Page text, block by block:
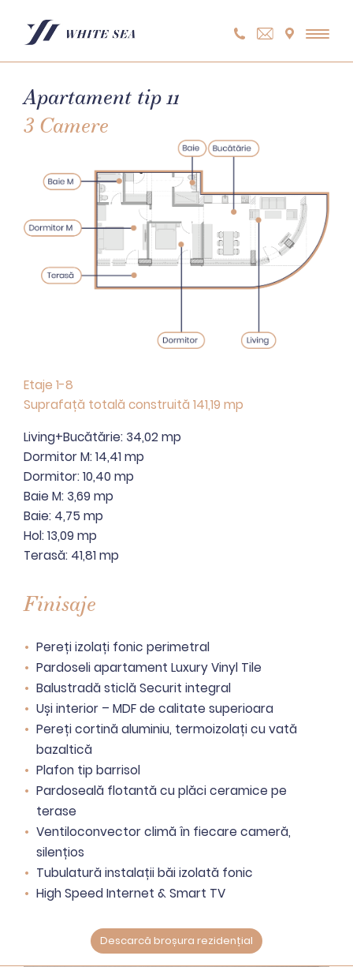
content
Apartament tip 11
3 Camere
Etaje 1-8
Suprafață totală construită 141,19 mp
Living+Bucătărie: 34,02 mp
Dormitor M: 14,41 mp
Dormitor: 10,40 mp
Baie M: 3,69 mp
Baie: 4,75 mp
Hol: 13,09 mp
Terasă: 41,81 mp
Finisaje
Pereți izolați fonic perimetral
Pardoseli apartament Luxury Vinyl Tile
Balustradă sticlă Securit integral
Uși interior – MDF de calitate superioara
Pereți cortină aluminiu, termoizolați cu vată
bazaltică
Plafon tip barrisol
Pardoseală flotantă cu plăci ceramice pe
terase
Ventiloconvector climă în fiecare cameră,
silențios
Tubulatură instalații băi izolată fonic
High Speed Internet & Smart TV
Descarcă broșura rezidențial